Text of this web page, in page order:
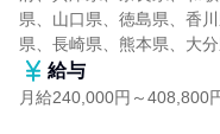
県、山口県、徳島県、香
県、長崎県、熊本県、大
給与
月給240,000円～408,800